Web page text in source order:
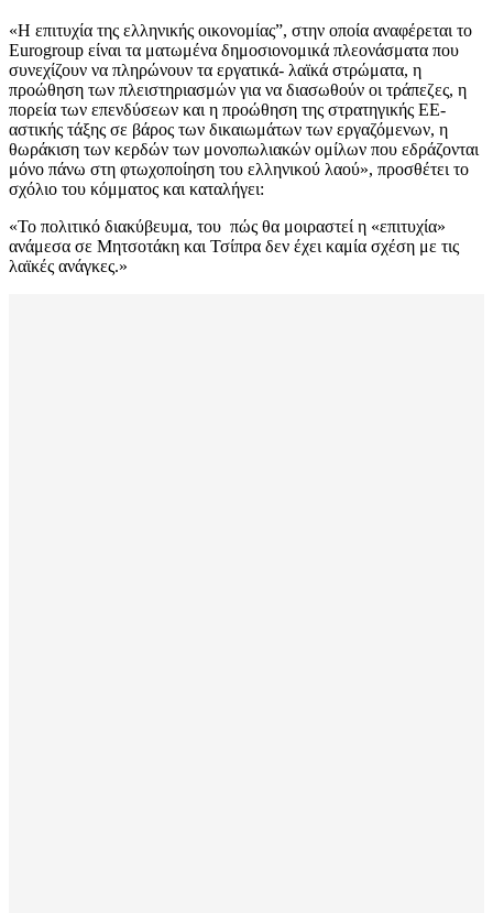
«Η επιτυχία της ελληνικής οικονομίας”, στην οποία αναφέρεται το
Eurogroup είναι τα ματωμένα δημοσιονομικά πλεονάσματα που
συνεχίζουν να πληρώνουν τα εργατικά- λαϊκά στρώματα, η
προώθηση των πλειστηριασμών για να διασωθούν οι τράπεζες, η
πορεία των επενδύσεων και η προώθηση της στρατηγικής ΕΕ-
αστικής τάξης σε βάρος των δικαιωμάτων των εργαζόμενων, η
θωράκιση των κερδών των μονοπωλιακών ομίλων που εδράζονται
μόνο πάνω στη φτωχοποίηση του ελληνικού λαού», προσθέτει το
σχόλιο του κόμματος και καταλήγει:
«Το πολιτικό διακύβευμα, του πώς θα μοιραστεί η «επιτυχία»
ανάμεσα σε Μητσοτάκη και Τσίπρα δεν έχει καμία σχέση με τις
λαϊκές ανάγκες.»